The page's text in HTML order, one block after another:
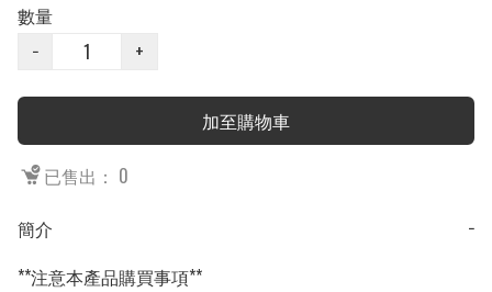
數量
−
+
加至購物車
已售出： 0
簡介
−
**注意本產品購買事項**